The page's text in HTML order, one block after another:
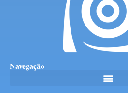
Navegação